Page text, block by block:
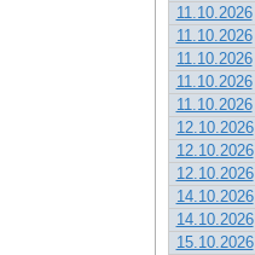
11.10.2026
11.10.2026
11.10.2026
11.10.2026
11.10.2026
12.10.2026
12.10.2026
12.10.2026
14.10.2026
14.10.2026
15.10.2026